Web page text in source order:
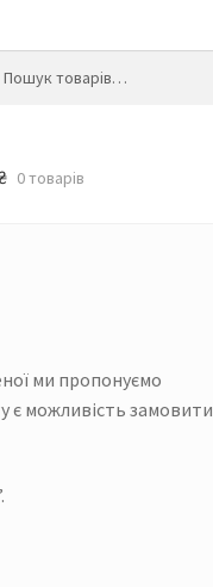
0 товарів
ми пропонуємо
є можливість замовити